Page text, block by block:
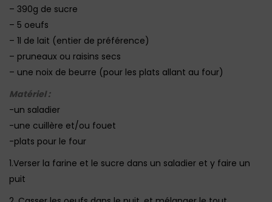
– 390g de sucre
– 5 oeufs
– 1l de lait (entier de préférence)
– pruneaux ou raisins secs
– une noix de beurre (pour les plats allant au four)
Matériel :
-un saladier
-une cuillère et/ou fouet
-plats pour le four
1.Verser la farine et le sucre dans un saladier et y faire un
puit